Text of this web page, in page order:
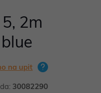
2m
na upit
30082290